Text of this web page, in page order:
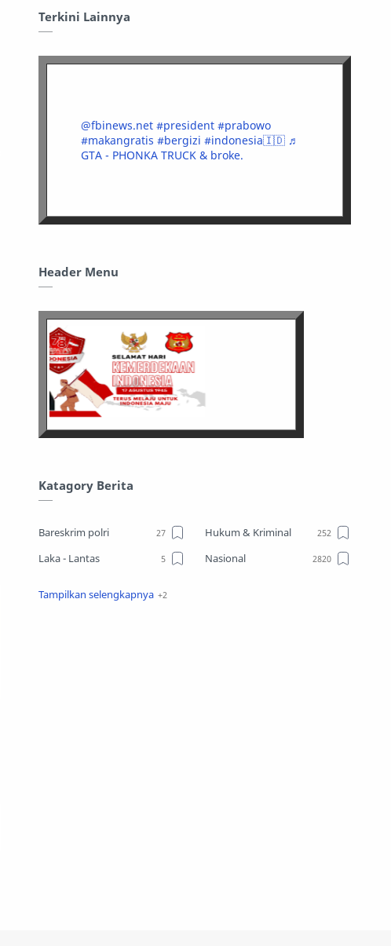
Terkini Lainnya
@fbinews.net #president #prabowo
#makangratis #bergizi #indonesia🇮🇩 ♬
GTA - PHONKA TRUCK & broke.
Header Menu
Katagory Berita
Bareskrim polri
Hukum & Kriminal
Laka - Lantas
Nasional